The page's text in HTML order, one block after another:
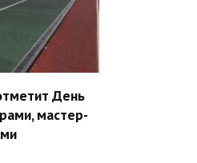
День
мастер-